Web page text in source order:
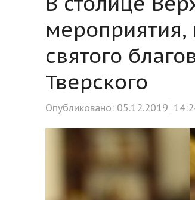
святого
Тверского
Опубликовано: 05.12.2019